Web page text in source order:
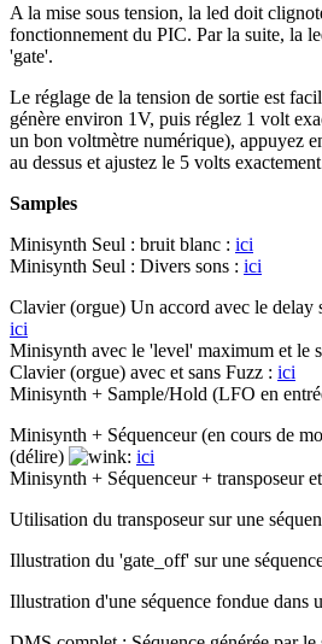
A la mise sous tension, la led doit
fonctionnement du PIC. Par la suite, la
'gate'.
Le réglage de la tension de sortie est
génère environ 1V, puis réglez 1 volt
un bon voltmètre numérique), appuyez
au dessus et ajustez le 5 volts
Samples
Minisynth Seul : bruit blanc : ici
Minisynth Seul : Divers sons : ici
Clavier (orgue) Un accord avec le delay
ici
Minisynth avec le 'level' maximum et le
Clavier (orgue) avec et sans Fuzz : ici
Minisynth + Sample/Hold (LFO en
Minisynth + Séquenceur (en cours de
(délire)
: ici
Minisynth + Séquenceur + transposeur
Utilisation du transposeur sur une
Illustration du 'gate_off' sur une
Illustration d'une séquence fondue dans